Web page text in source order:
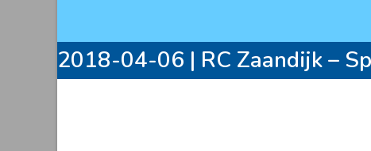
2018-04-06 | RC Zaandijk –